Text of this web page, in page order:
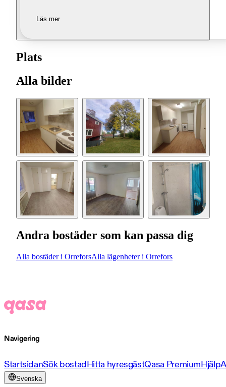
Läs mer
Plats
Alla bilder
Andra bostäder som kan passa dig
Alla bostäder i OrreforsAlla lägenheter i Orrefors
Navigering
StartsidanSök bostadHitta hyresgästQasa PremiumHjälp
Svenska